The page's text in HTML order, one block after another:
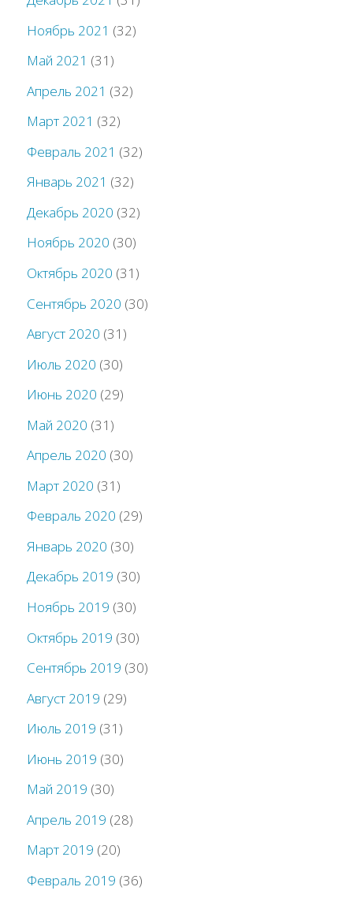
Ноябрь 2021 (32)
Май 2021 (31)
Апрель 2021 (32)
Март 2021 (32)
Февраль 2021 (32)
Январь 2021 (32)
Декабрь 2020 (32)
Ноябрь 2020 (30)
Октябрь 2020 (31)
Сентябрь 2020 (30)
Август 2020 (31)
Июль 2020 (30)
Июнь 2020 (29)
Май 2020 (31)
Апрель 2020 (30)
Март 2020 (31)
Февраль 2020 (29)
Январь 2020 (30)
Декабрь 2019 (30)
Ноябрь 2019 (30)
Октябрь 2019 (30)
Сентябрь 2019 (30)
Август 2019 (29)
Июль 2019 (31)
Июнь 2019 (30)
Май 2019 (30)
Апрель 2019 (28)
Март 2019 (20)
Февраль 2019 (36)